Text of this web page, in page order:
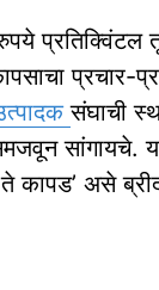
प्रचार-
संघाची
सांगायचे.
असे